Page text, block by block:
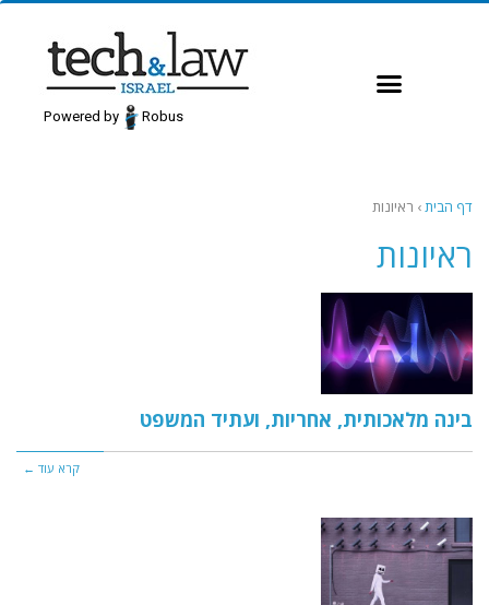
Powered by Robus
דף הבית› ראיונות
ראיונות
בינה מלאכותית, אחריות, ועתיד המשפט
קרא עוד ←